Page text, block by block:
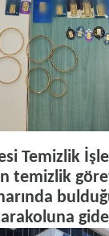
Temizlik
temizlik